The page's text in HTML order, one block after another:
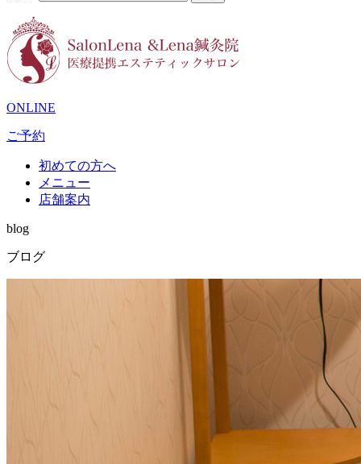
ONLINE
ご予約
初めての方へ
メニュー
店舗案内
blog
ブログ